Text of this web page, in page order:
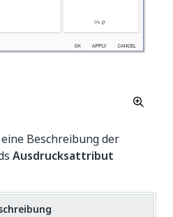
Beschreibung der
Ausdrucksattribut